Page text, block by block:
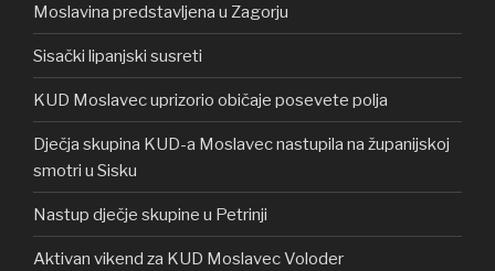
Moslavina predstavljena u Zagorju
Sisački lipanjski susreti
KUD Moslavec uprizorio običaje posevete polja
Dječja skupina KUD-a Moslavec nastupila na županijskoj
smotri u Sisku
Nastup dječje skupine u Petrinji
Aktivan vikend za KUD Moslavec Voloder